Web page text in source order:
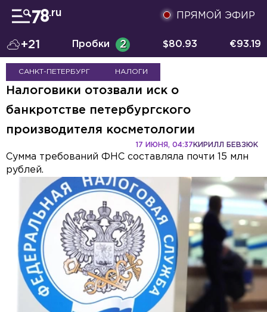
ПРЯМОЙ ЭФИР
+21 Пробки 2 $80.93 €93.19
САНКТ-ПЕТЕРБУРГ НАЛОГИ
Налоговики отозвали иск о
банкротстве петербургского
производителя косметологии
КИРИЛЛ БЕВЗЮК
17 ИЮНЯ, 04:37
Сумма требований ФНС составляла почти 15 млн
рублей.